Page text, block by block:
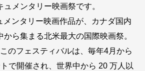
メンタリー映画祭です。
メンタリー映画作品が、カナダ国内
ら集まる北米最大の国際映画祭。
のフェスティバルは、毎年4月から
で開催され、世界中から 20 万人以